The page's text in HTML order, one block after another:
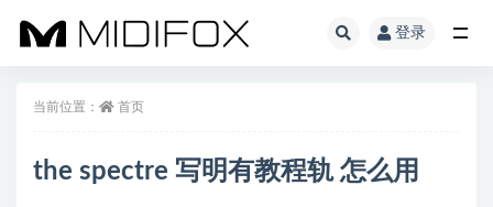
登录
当前位置： 首页
the spectre 写明有教程轨 怎么用